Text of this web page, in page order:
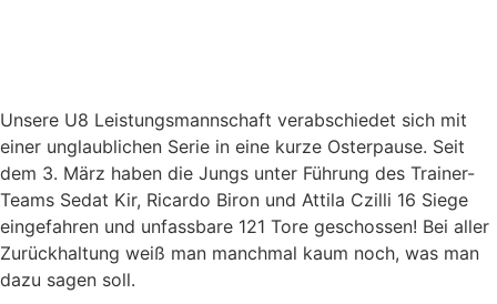
Unsere U8 Leistungsmannschaft verabschiedet sich mit
einer unglaublichen Serie in eine kurze Osterpause. Seit
dem 3. März haben die Jungs unter Führung des Trainer-
Teams Sedat Kir, Ricardo Biron und Attila Czilli 16 Siege
eingefahren und unfassbare 121 Tore geschossen! Bei aller
Zurückhaltung weiß man manchmal kaum noch, was man
dazu sagen soll.